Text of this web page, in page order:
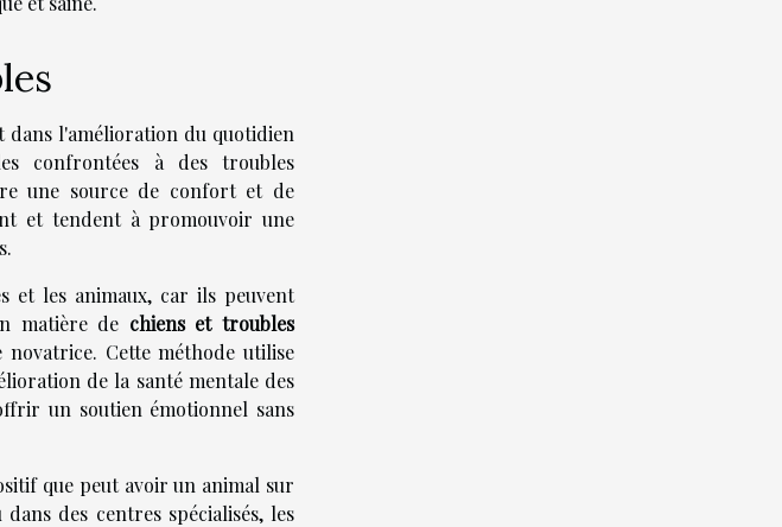
l'amélioration du quotidien
confrontées à des troubles
une source de confort et de
et tendent à promouvoir une
et les animaux, car ils peuvent
matière de chiens et troubles
Cette méthode utilise
de la santé mentale des
un soutien émotionnel sans
que peut avoir un animal sur
des centres spécialisés, les